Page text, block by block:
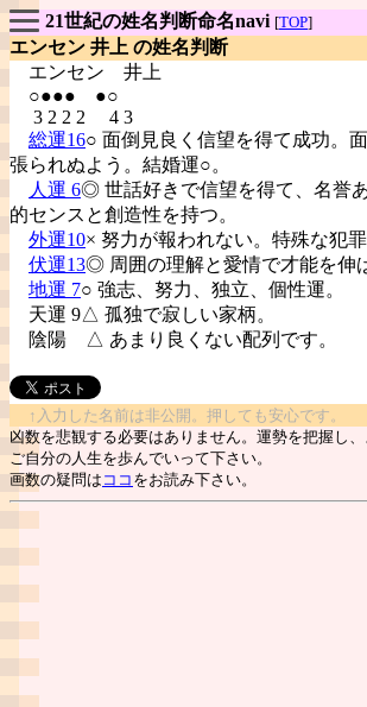
21世紀の姓名判断命名navi [TOP]
エンセン 井上 の姓名判断
エンセン 井上
○●●● ●○
3 2 2 2 4 3
総運16○ 面倒見良く信望を得て成功。
張られぬよう。結婚運○。
人運 6◎ 世話好きで信望を得て、名誉
的センスと創造性を持つ。
外運10× 努力が報われない。特殊な犯
伏運13◎ 周囲の理解と愛情で才能を伸
地運 7○ 強志、努力、独立、個性運。
天運 9△ 孤独で寂しい家柄。
陰陽
△ あまり良くない配列です。
↑入力した名前は非公開。押しても安心です。
凶数を悲観する必要はありません。運勢を把握し
ご自分の人生を歩んでいって下さい。
画数の疑問は ココ をお読み下さい。